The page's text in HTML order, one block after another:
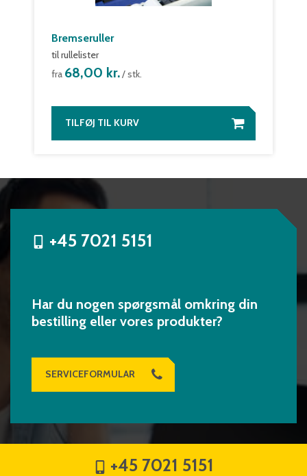
Bremseruller
til rullelister
fra 68,00 kr./ stk.
TILFØJ TIL KURV
+45 7021 5151
Har du nogen spørgsmål omkring din
bestilling eller vores produkter?
SERVICEFORMULAR
+45 7021 5151